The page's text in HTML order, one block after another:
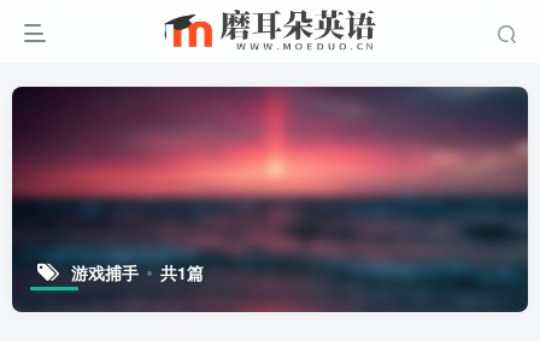
游戏捕手 共1篇